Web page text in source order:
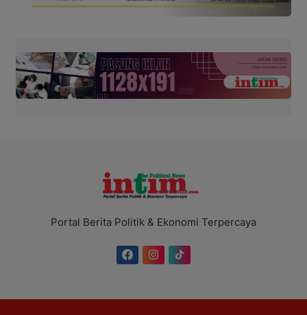
Portal Berita Politik & Ekonomi Terpercaya